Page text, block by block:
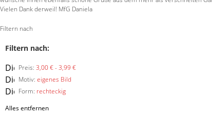
Vielen Dank derweil! MfG Daniela
Filtern nach
Filtern nach:
Preis: 3,00 € - 3,99 €
Diesen
Artikel
entfernen
Motiv: eigenes Bild
Diesen
Artikel
entfernen
Form: rechteckig
Diesen
entfernen
Alles entfernen